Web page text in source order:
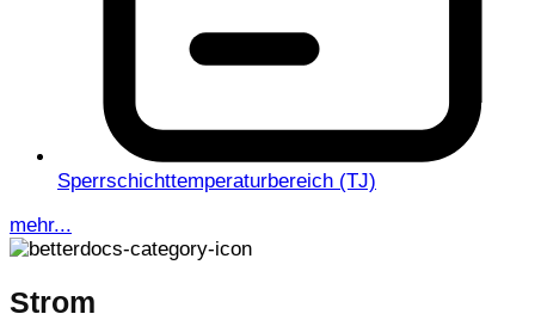
Sperrschichttemperaturbereich (TJ)
mehr...
Strom